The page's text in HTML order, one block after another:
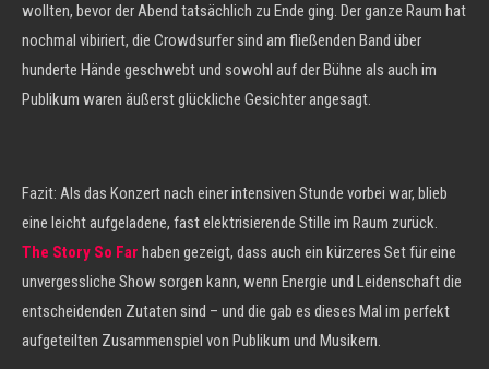
wollten, bevor der Abend tatsächlich zu Ende ging. Der ganze Raum hat
nochmal vibiriert, die Crowdsurfer sind am fließenden Band über
hunderte Hände geschwebt und sowohl auf der Bühne als auch im
Publikum waren äußerst glückliche Gesichter angesagt.
Fazit: Als das Konzert nach einer intensiven Stunde vorbei war, blieb
eine leicht aufgeladene, fast elektrisierende Stille im Raum zurück.
The Story So Far haben gezeigt, dass auch ein kürzeres Set für eine
unvergessliche Show sorgen kann, wenn Energie und Leidenschaft die
entscheidenden Zutaten sind – und die gab es dieses Mal im perfekt
aufgeteilten Zusammenspiel von Publikum und Musikern.